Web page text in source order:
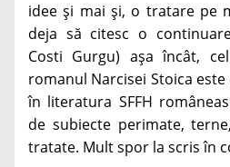
idee și mai și, o tratare pe
deja să citesc o
Costi Gurgu) așa încât,
romanul Narcisei Stoica
în literatura SFFH
de subiecte perimate,
tratate. Mult spor la scris în